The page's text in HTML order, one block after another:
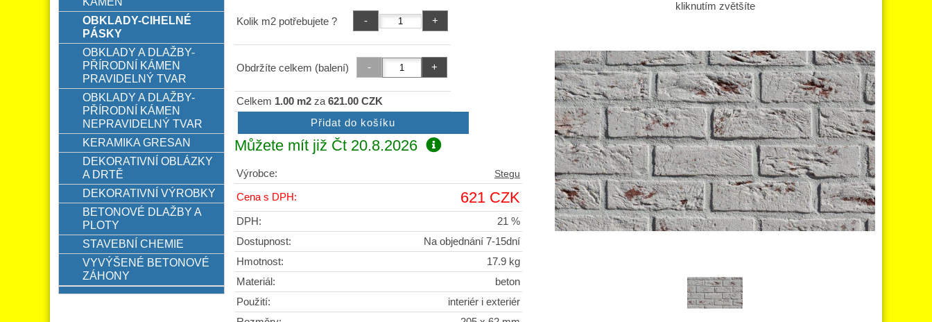
kliknutím zvětšíte
Kolik m2 potřebujete ?
Obdržíte celkem (balení)
Celkem 1.00 m2 za 621.00 CZK
Můžete mít již Čt 20.8.2026
Výrobce: Stegu
Cena s DPH: 621 CZK
DPH:
21 %
Dostupnost:
Na objednání 7-15dní
Hmotnost:
17.9 kg
Materiál:
beton
Použití:
interiér i exteriér
OBKLADY-CIHELNÉ
PÁSKY
OBKLADY A DLAŽBY-
PŘÍRODNÍ KÁMEN
PRAVIDELNÝ TVAR
OBKLADY A DLAŽBY-
PŘÍRODNÍ KÁMEN
NEPRAVIDELNÝ TVAR
KERAMIKA GRESAN
DEKORATIVNÍ OBLÁZKY
A DRTĚ
DEKORATIVNÍ VÝROBKY
BETONOVÉ DLAŽBY A
PLOTY
STAVEBNÍ CHEMIE
VYVÝŠENÉ BETONOVÉ
ZÁHONY